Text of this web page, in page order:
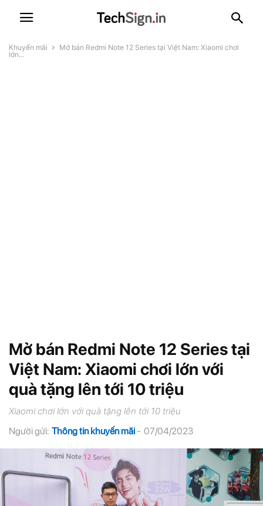
Khuyến mãi
Mở bán Redmi Note 12 Series tại Việt Nam: Xiaomi chơi
lớn...
Mở bán Redmi Note 12 Series tại
Việt Nam: Xiaomi chơi lớn với
quà tặng lên tới 10 triệu
Xiaomi chơi lớn với quà tặng lên tới 10 triệu
Người gửi: Thông tin khuyến mãi - 07/04/2023